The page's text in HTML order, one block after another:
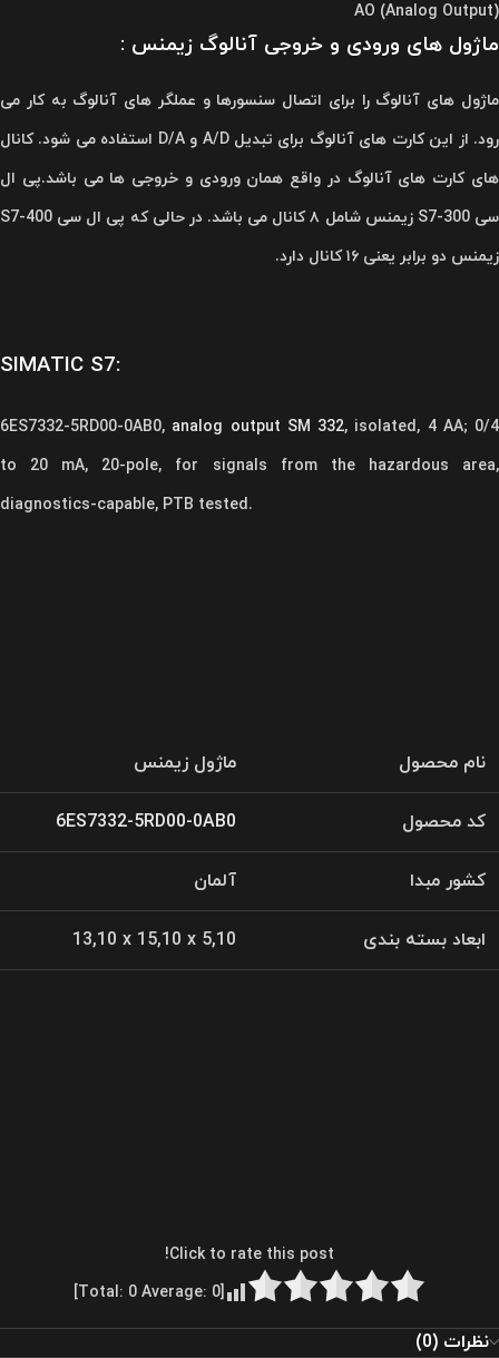
(Analog Output) AO
ماژول های ورودی و خروجی آنالوگ زیمنس :
ماژول های آنالوگ را برای اتصال سنسورها و عملگر های آنالوگ به کار می
رود. از این کارت های آنالوگ برای تبدیل A/D و D/A استفاده می شود. کانال
های کارت های آنالوگ در واقع همان ورودی و خروجی ها می باشد.پی ال
سی S7-300 زیمنس شامل ۸ کانال می باشد. در حالی که پی ال سی S7-400
زیمنس دو برابر یعنی ۱۶ کانال دارد.
SIMATIC S7:
6ES7332-5RD00-0AB0, analog output SM 332, isolated, 4 AA; 0/4
to 20 mA, 20-pole, for signals from the hazardous area,
diagnostics-capable, PTB tested.
نام محصول ماژول زیمنس
کد محصول 6ES7332-5RD00-0AB0
کشور مبدا آلمان
ابعاد بسته بندی 13,10 x 15,10 x 5,10
Click to rate this post!
[Total:
0 Average: 0
]
نظرات (0)